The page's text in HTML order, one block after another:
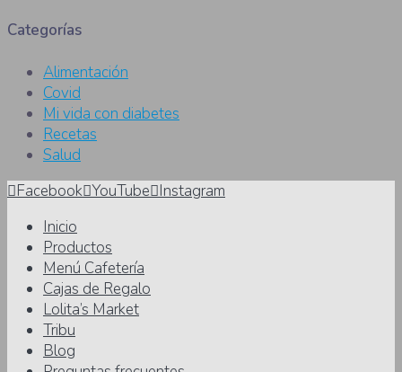
Categorías
Alimentación
Covid
Mi vida con diabetes
Recetas
Salud
Facebook YouTube Instagram
Inicio
Productos
Menú Cafetería
Cajas de Regalo
Lolita’s Market
Tribu
Blog